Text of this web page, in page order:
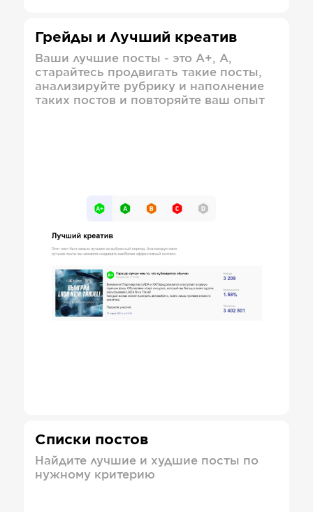
Грейды и Лучший креатив
Ваши лучшие посты - это А+, А,
старайтесь продвигать такие посты,
анализируйте рубрику и наполнение
таких постов и повторяйте ваш опыт
Списки постов
Найдите лучшие и худшие посты по
нужному критерию